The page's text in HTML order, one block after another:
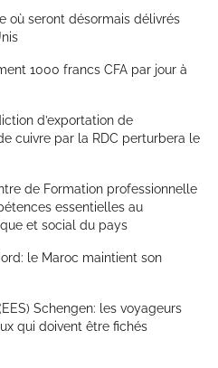
où seront désormais délivrés
1000 francs CFA par jour à
d’exportation de
cuivre par la RDC perturbera le
de Formation professionnelle
essentielles au
et social du pays
le Maroc maintient son
Schengen: les voyageurs
qui doivent être fichés